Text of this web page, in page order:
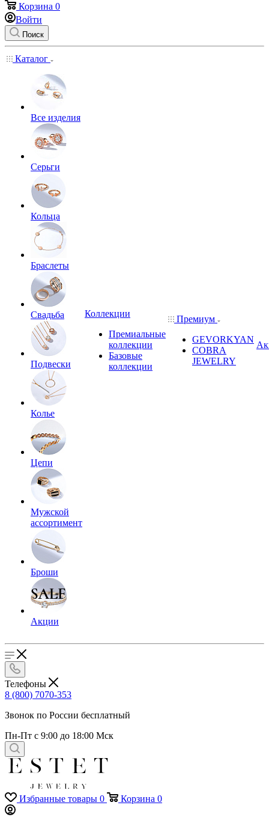
Корзина 0
Войти
Поиск
Каталог
Все изделия
Серьги
Кольца
Браслеты
Свадьба
Подвески
Колье
Цепи
Мужской
ассортимент
Броши
Акции
Коллекции
Премиальные
коллекции
Базовые
коллекции
Премиум
GEVORKYAN
COBRA
JEWELRY
Телефоны
8 (800) 7070-353
Звонок по России бесплатный
Пн-Пт с 9:00 до 18:00 Мск
Избранные товары 0 Корзина 0